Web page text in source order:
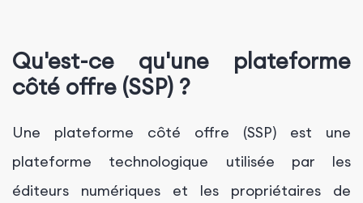
Qu'est-ce qu'une plateforme
côté offre (SSP) ?
Une plateforme côté offre (SSP) est une
plateforme technologique utilisée par les
éditeurs numériques et les propriétaires de